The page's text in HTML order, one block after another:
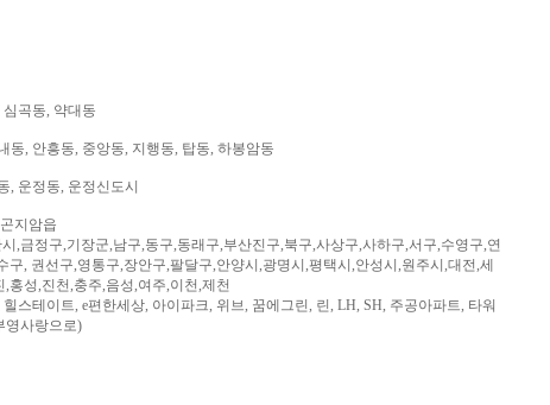
곡동, 약대동
동, 안흥동, 중앙동, 지행동, 탑동, 하봉암동
, 운정동, 운정신도시
지암읍
,금정구,기장군,남구,동구,동래구,부산진구,북구,사상구,사하구,서구,수영구,연
, 권선구,영통구,장안구,팔달구,안양시,광명시,평택시,안성시,원주시,대전,세
홍성,진천,충주,음성,여주,이천,제천
스테이트, e편한세상, 아이파크, 위브, 꿈에그린, 린, LH, SH, 주공아파트, 타워
영사랑으로)